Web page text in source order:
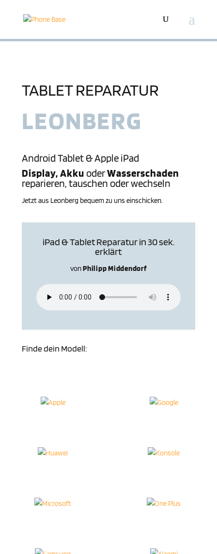
TABLET REPARATUR
LEON­BERG
Android Tablet &Apple iPad
Display, Akku oderWasserschaden
reparieren, tauschen oder wechseln
Jetzt aus Leon­berg bequem zu uns einschicken.
iPad & Tablet Reparatur in 30 sek.
erklärt
vonPhilipp Middendorf
Finde dein Modell: